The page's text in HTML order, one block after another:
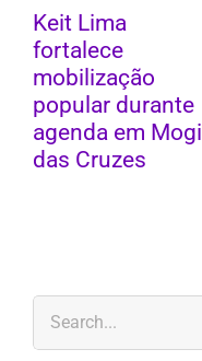
Keit Lima
fortalece
mobilização
popular durante
agenda em Mogi
das Cruzes
for: